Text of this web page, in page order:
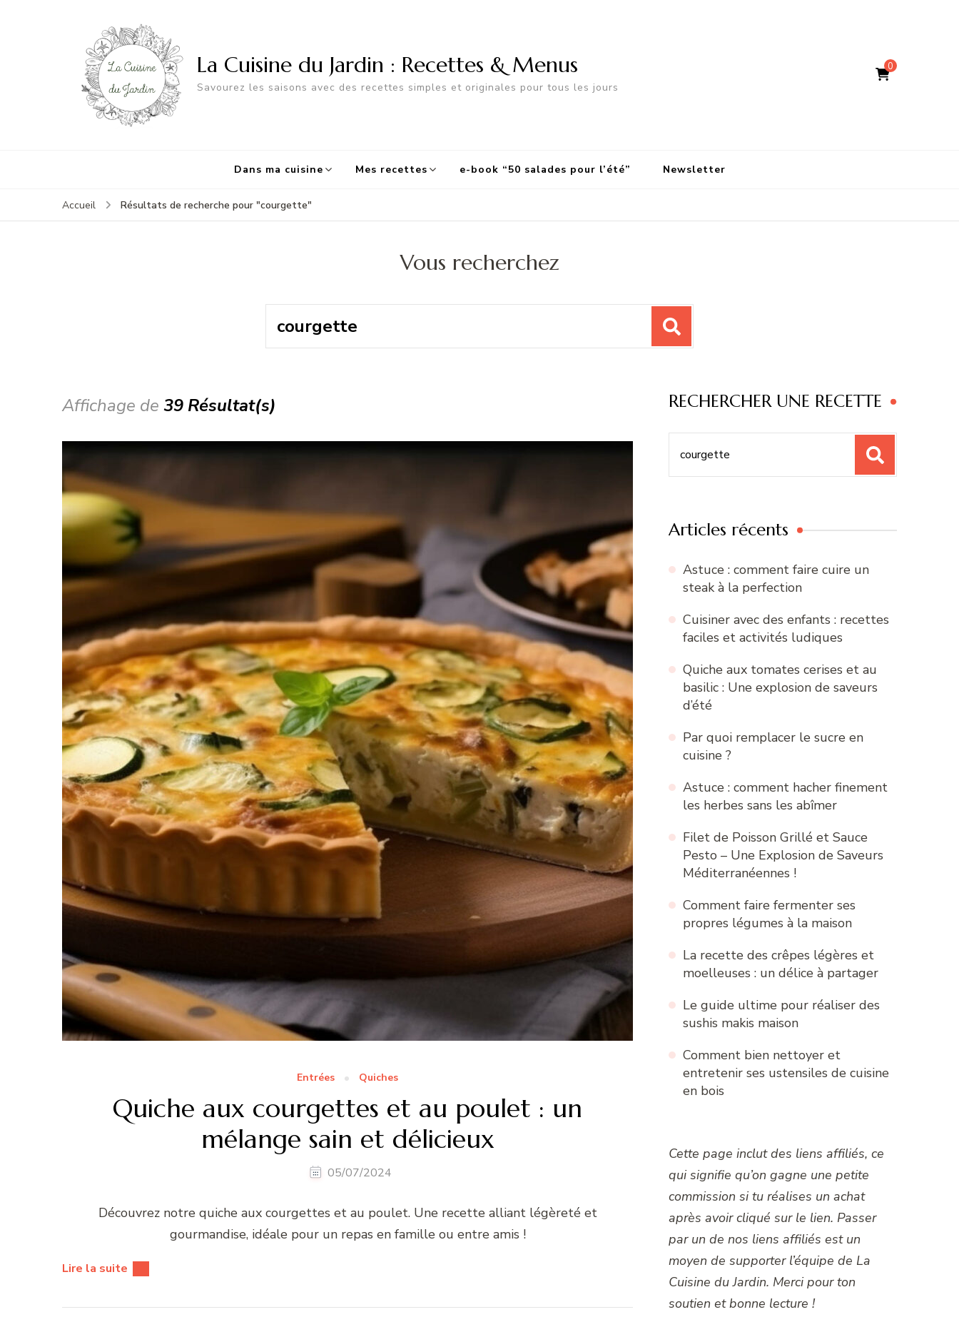
0
La Cuisine du Jardin : Recettes & Menus
Savourez les saisons avec des recettes simples et originales pour tous les jours
Dans ma cuisine Mes recettes e-book “50 salades pour l’été” Newsletter
Accueil Résultats de recherche pour "courgette"
Vous recherchez
Affichage de 39 Résultat(s)
Entrées Quiches
Quiche aux courgettes et au poulet : un
mélange sain et délicieux
05/07/2024
Découvrez notre quiche aux courgettes et au poulet. Une recette alliant légèreté et
gourmandise, idéale pour un repas en famille ou entre amis !
Lire la suite
RECHERCHER UNE RECETTE
Articles récents
Astuce : comment faire cuire un
steak à la perfection
Cuisiner avec des enfants : recettes
faciles et activités ludiques
Quiche aux tomates cerises et au
basilic : Une explosion de saveurs
d’été
Par quoi remplacer le sucre en
cuisine ?
Astuce : comment hacher finement
les herbes sans les abîmer
Filet de Poisson Grillé et Sauce
Pesto – Une Explosion de Saveurs
Méditerranéennes !
Comment faire fermenter ses
propres légumes à la maison
La recette des crêpes légères et
moelleuses : un délice à partager
Le guide ultime pour réaliser des
sushis makis maison
Comment bien nettoyer et
entretenir ses ustensiles de cuisine
en bois
Cette page inclut des liens affiliés, ce
qui signifie qu’on gagne une petite
commission si tu réalises un achat
après avoir cliqué sur le lien. Passer
par un de nos liens affiliés est un
moyen de supporter l’équipe de La
Cuisine du Jardin. Merci pour ton
soutien et bonne lecture !